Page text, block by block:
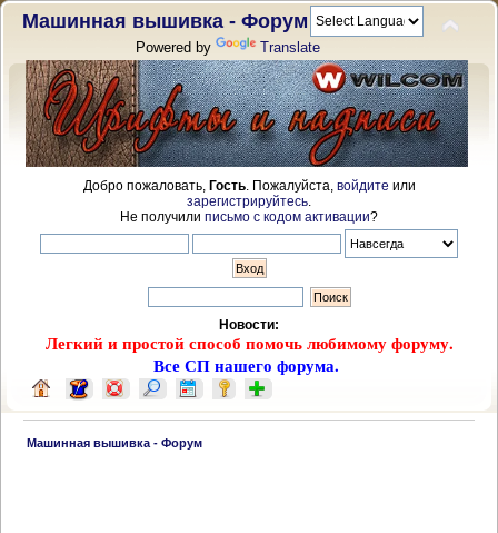
Машинная вышивка - Форум
Powered by Translate
Добро пожаловать, Гость. Пожалуйста, войдите или
зарегистрируйтесь
Не получили письмо с кодом активации?
Новости:
Легкий и простой способ помочь любимому форуму.
Все СП нашего форума.
Машинная вышивка - Форум